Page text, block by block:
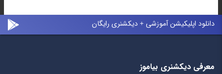
دانلود اپلیکیشن آموزشی + دیکشنری رایگان
معرفی دیکشنری بیاموز